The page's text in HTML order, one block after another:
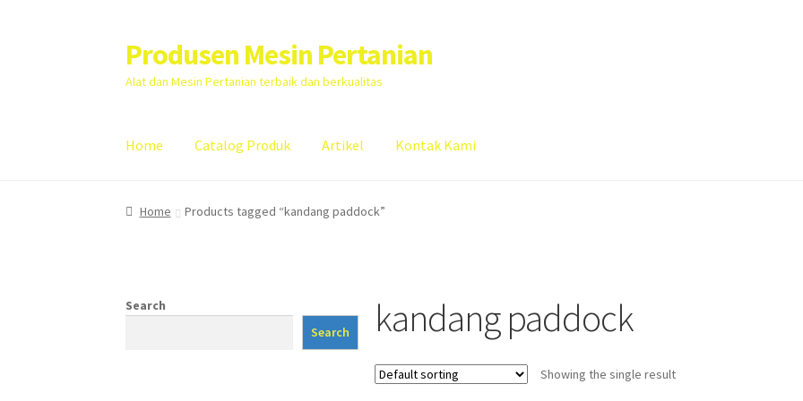
Skip
to
navigation
Skip
to
content
Produsen Mesin Pertanian
Alat dan Mesin Pertanian terbaik dan berkualitas
Home Catalog Produk Artikel Kontak Kami
Home Artikel Cart Checkout Kontak Kami My account
Home Products tagged “kandang paddock”
kandang paddock
Showing the single result
Search
Search